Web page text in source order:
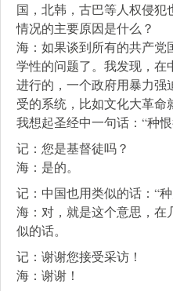
国，北韩，古巴等人权侵犯
情况的主要原因是什么？
海：如果谈到所有的共产党
学性的问题了。我发现，在
进行的，一个政府用暴力强
受的系统，比如文化大革命
我想起圣经中一句话：“种
记：您是基督徒吗？
海：是的。
记：中国也用类似的话：“种
海：对，就是这个意思，在
似的话。
记：谢谢您接受采访！
海：谢谢！